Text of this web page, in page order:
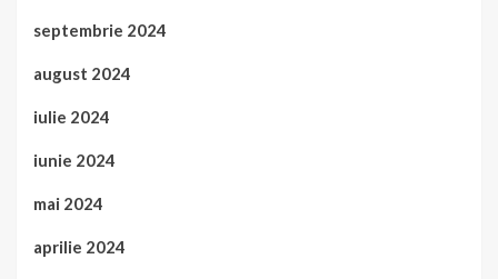
septembrie 2024
august 2024
iulie 2024
iunie 2024
mai 2024
aprilie 2024